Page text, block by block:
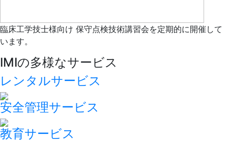
臨床工学技士様向け 保守点検技術講習会を定期的に開催して
います。
IMIの多様なサービス
レンタルサービス
安全管理サービス
教育サービス